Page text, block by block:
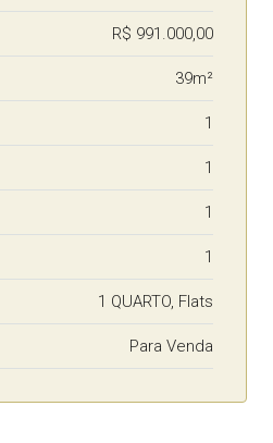
R$ 991.000,00
39m²
1
1
1
1
1 QUARTO, Flats
Para Venda